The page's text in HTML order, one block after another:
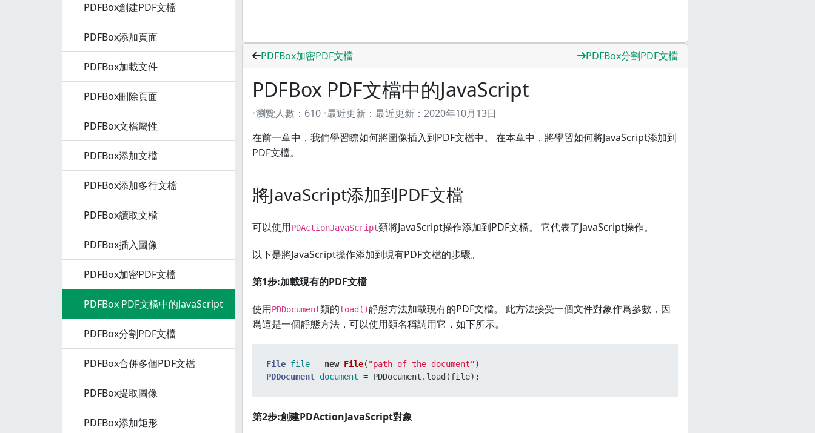
PDFBox創建PDF文檔
PDFBox添加頁面
PDFBox加載文件
PDFBox刪除頁面
PDFBox文檔屬性
PDFBox添加文檔
PDFBox添加多行文檔
PDFBox讀取文檔
PDFBox插入圖像
PDFBox加密PDF文檔
PDFBox PDF文檔中的JavaScript
PDFBox分割PDF文檔
PDFBox合併多個PDF文檔
PDFBox提取圖像
PDFBox添加矩形
PDFBox加密PDF文檔 PDFBox分割PDF文檔
PDFBox PDF文檔中的JavaScript
瀏覽人數： 610 最近更新： 最近更新： 2020年10月13日
在前一章中，我們學習瞭如何將圖像插入到PDF文檔中。 在本章中，將學習如何將JavaScript添加到
PDF文檔。
將JavaScript添加到PDF文檔
可以使用PDActionJavaScript類將JavaScript操作添加到PDF文檔。 它代表了JavaScript操作。
以下是將JavaScript操作添加到現有PDF文檔的步驟。
第1步:加載現有的PDF文檔
使用PDDocument類的load()靜態方法加載現有的PDF文檔。 此方法接受一個文件對象作爲參數，因
爲這是一個靜態方法，可以使用類名稱調用它，如下所示。
File file = new File( "path of the document"
PDDocument document = PDDocument.load(file);
第2步:創建PDActionJavaScript對象